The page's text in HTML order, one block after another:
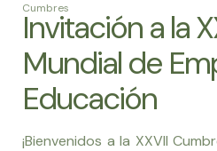
Cumbres
Invitación a la
Mundial de
Educación
¡Bienvenidos a la XXVII